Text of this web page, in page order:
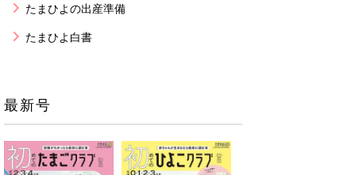
たまひよの出産準備
たまひよ白書
最新号